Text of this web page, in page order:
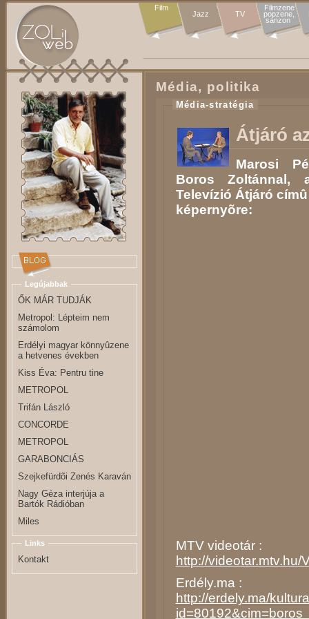
Film
Jazz TV
Filmzene
popzene,
sanzon
Média, politika
Média-stratégia
Átjáró
Marosi
Boros Zoltánnal,
Televízió Átjáró
képernyõre:
MTV videotár :
http://
Erdély.ma :
http://erdely.ma/
Legújabbak
ŐK MÁR TUDJÁK
Metropol: Lépteim nem
számolom
Erdélyi magyar könnyûzene
a hetvenes években
Kiss Éva: Pentru tine
METROPOL
Trifán László
CONCORDE
METROPOL
GARABONCIÁS
Szejkefürdõi Zenés Karaván
Nagy Géza interjúja a
Bartók Rádióban
Miles
Links
Kontakt